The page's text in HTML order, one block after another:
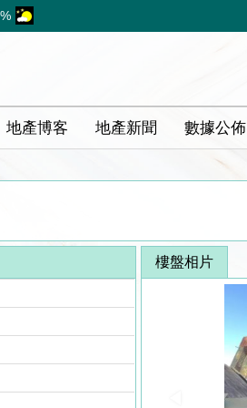
地產博客 地產新聞 數據公佈
樓盤相片